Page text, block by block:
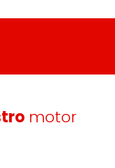
motor
al Mejor
su red de
de
Nacional
local en